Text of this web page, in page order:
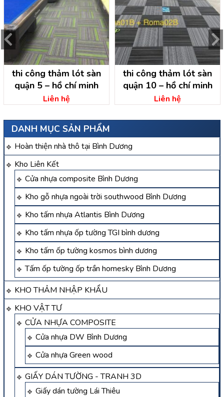
DANH MỤC SẢN PHẨM
Hoàn thiện nhà thô tại Bình Dương
Kho Liên Kết
Cửa nhựa composite Bình Dương
Kho gỗ nhựa ngoài trời southwood Bình Dương
Kho tấm nhựa Atlantis Bình Dương
Kho tấm nhựa ốp tường TGI bình dương
Kho tấm ốp tường kosmos bình dương
Tấm ốp tường ốp trần homesky Bình Dương
KHO THẢM NHẬP KHẨU
KHO VẬT TƯ
CỬA NHỰA COMPOSITE
Cửa nhựa DW Bình Dương
Cửa nhựa Green wood
GIẤY DÁN TƯỜNG - TRANH 3D
Giấy dán tường Lái Thiêu
thi công thảm lót sàn
quận 5 – hồ chí minh
Liên hệ
thi công thảm lót sàn
quận 10 – hồ chí minh
Liên hệ